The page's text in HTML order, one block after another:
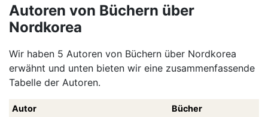
Autoren von Büchern über
Nordkorea
Wir haben 5 Autoren von Büchern über Nordkorea
erwähnt und unten bieten wir eine zusammenfassende
Tabelle der Autoren.
Autor Bücher